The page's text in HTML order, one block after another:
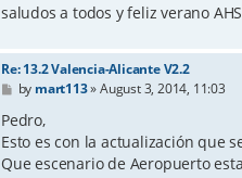
saludos a todos y feliz verano
Re: 13.2 Valencia-Alicante V2.2
P
s
by mart113»August 3, 2014, 11:03
Pedro,
Esto es con la actualización que
Que escenario de Aeropuerto